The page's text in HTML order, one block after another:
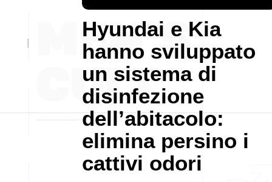
Hyundai e Kia
hanno sviluppato
un sistema di
disinfezione
dell’abitacolo:
elimina persino i
cattivi odori